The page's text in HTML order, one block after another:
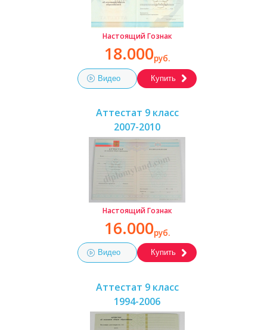
Настоящий Гознак
18.000руб.
Видео Купить
Аттестат 9 класс
2007-2010
Настоящий Гознак
16.000руб.
Видео Купить
Аттестат 9 класс
1994-2006